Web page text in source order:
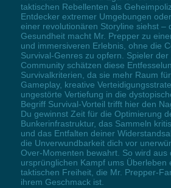
taktischen Rebellenten als
Entdecker extremer Umgebungen
einer revolutionären Storyline siehst –
Gesundheit macht Mr. Prepper zu
und immersiveren Erlebnis, ohne die
Survival-Genres zu opfern. Spieler der
Community schätzen diese
Survivalkriterien, da sie mehr Raum
Gameplay, kreative
ungestörte Vertiefung in die
Begriff Survival-Vorteil trifft hier den
Du gewinnst Zeit für die Optimierung
Bunkerinfrastruktur, das Sammeln
und das Entfalten deiner
die Unverwundbarkeit dich vor
Over-Momenten bewahrt. So wird aus
ursprünglichen Kampf ums Überleben
taktischen Freiheit, die Mr. Prepper-
ihrem Geschmack ist.